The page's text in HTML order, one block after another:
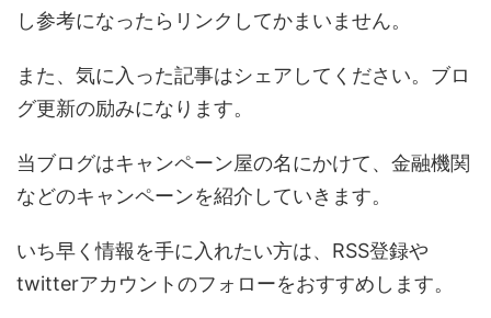
し参考になったらリンクしてかまいません。
また、気に入った記事はシェアしてください。ブロ
グ更新の励みになります。
当ブログはキャンペーン屋の名にかけて、金融機関
などのキャンペーンを紹介していきます。
いち早く情報を手に入れたい方は、RSS登録や
twitterアカウントのフォローをおすすめします。